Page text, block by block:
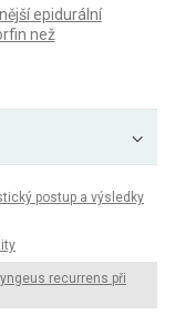
epidurální
než
postup a výsledky
recurrens při